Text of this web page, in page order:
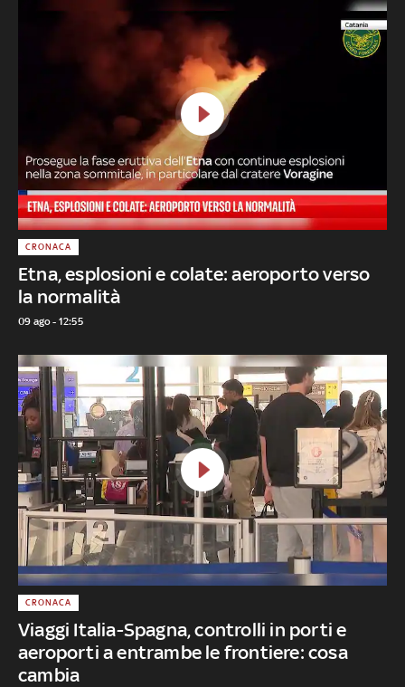
Etna, esplosioni e colate: aeroporto verso
la normalità
CRONACA
09 ago - 12:55
Viaggi Italia-Spagna, controlli in porti e
aeroporti a entrambe le frontiere: cosa
cambia
CRONACA